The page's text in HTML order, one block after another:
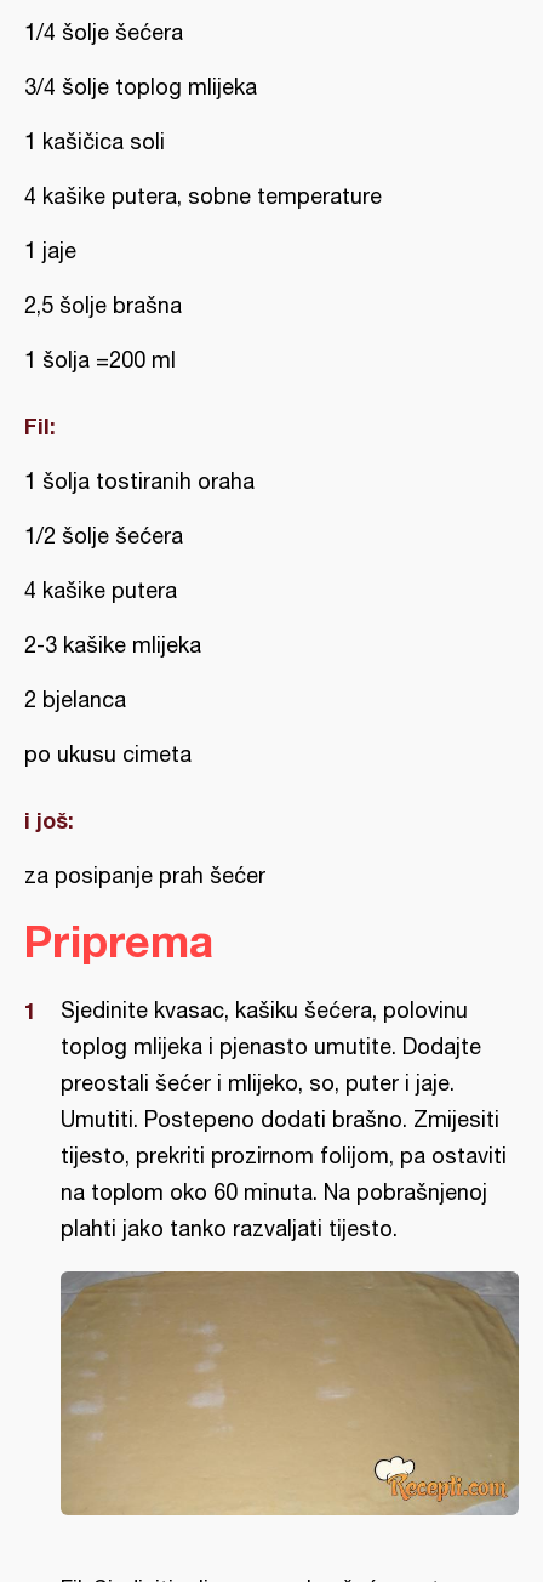
1/4 šolje šećera
3/4 šolje toplog mlijeka
1 kašičica soli
4 kašike putera, sobne temperature
1 jaje
2,5 šolje brašna
1 šolja =200 ml
Fil:
1 šolja tostiranih oraha
1/2 šolje šećera
4 kašike putera
2-3 kašike mlijeka
2 bjelanca
po ukusu cimeta
i još:
za posipanje prah šećer
Priprema
Sjedinite kvasac, kašiku šećera, polovinu
toplog mlijeka i pjenasto umutite. Dodajte
preostali šećer i mlijeko, so, puter i jaje.
Umutiti. Postepeno dodati brašno. Zmijesiti
tijesto, prekriti prozirnom folijom, pa ostaviti
na toplom oko 60 minuta. Na pobrašnjenoj
plahti jako tanko razvaljati tijesto.